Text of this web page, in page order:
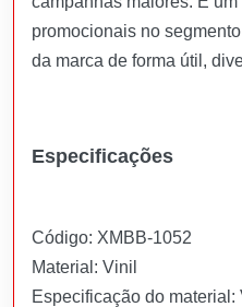
promocionais no
da marca de forma útil,
Especificações
Código: XMBB-1052
Material: Vinil
Especificação do